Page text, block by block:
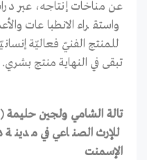
عن مناخات إنتاجه، عبر
واستقراء الانطباعات
للمنتج الفنيّ فعاليّة
تبقى في النهاية منتج بشري.
تالة الشامي ولجين حليمة
للإرث الصناعي في
الإسمنت